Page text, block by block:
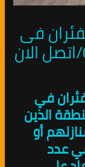
فى
في
الذين
أو
عدد